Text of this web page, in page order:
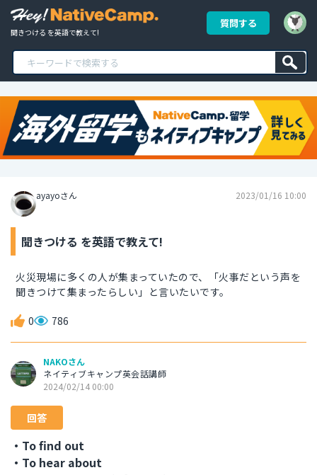
聞きつける を英語で教えて!
質問する
ayayoさん 2023/01/16 10:00
聞きつける を英語で教えて!
火災現場に多くの人が集まっていたので、「火事だという声を
聞きつけて集まったらしい」と言いたいです。
0 786
NAKOさん
ネイティブキャンプ英会話講師
2024/02/14 00:00
回答
・To find out
・To hear about